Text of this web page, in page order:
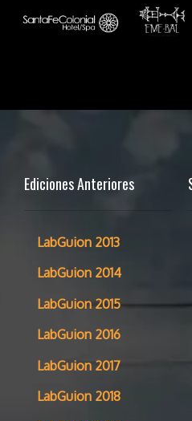
Ediciones Anteriores
LabGuion 2013
LabGuion 2014
LabGuion 2015
LabGuion 2016
LabGuion 2017
LabGuion 2018